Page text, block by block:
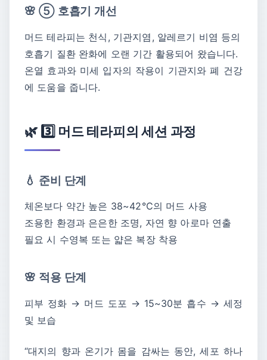
🌸 ⑤ 호흡기 개선
머드 테라피는 천식, 기관지염, 알레르기 비염 등의
호흡기 질환 완화에 오랜 기간 활용되어 왔습니다.
온열 효과와 미세 입자의 작용이 기관지와 폐 건강
에 도움을 줍니다.
🌿 3️⃣ 머드 테라피의 세션 과정
💧 준비 단계
체온보다 약간 높은 38~42℃의 머드 사용
조용한 환경과 은은한 조명, 자연 향 아로마 연출
필요 시 수영복 또는 얇은 복장 착용
🌸 적용 단계
피부 정화 → 머드 도포 → 15~30분 흡수 → 세정
및 보습
“대지의 향과 온기가 몸을 감싸는 동안, 세포 하나